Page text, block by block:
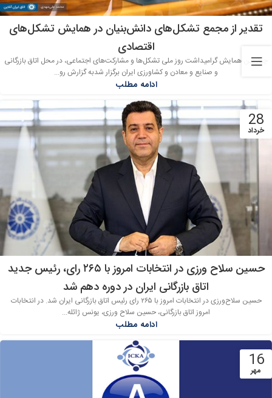
تقدیر از مجمع تشکل‌های دانش‌بنیان در همایش تشکل‌های
اقتصادی
چهارمین همایش گرامیداشت روز ملی تشکل‌ها و مشارکت‌های اجتماعی، در محل اتاق بازرگانی
و صنایع و معادن و کشاورزی ایران برگزار شدبه گزارش رو...
ادامه مطلب
28
خرداد
حسین سلاح ورزی در انتخابات امروز با ۲۶۵ رای، رئیس جدید
اتاق بازرگانی ایران در دوره دهم شد
حسین سلاح‌ورزی در انتخابات امروز با ۲۶۵ رای رئیس اتاق بازرگانی ایران شد. در انتخابات
امروز اتاق بازرگانی، حسین سلاح ورزی، یونس ژائله...
ادامه مطلب
16
مهر